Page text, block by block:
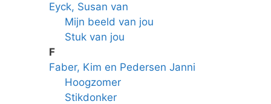
Eyck, Susan van
Mijn beeld van jou
Stuk van jou
F
Faber, Kim en Pedersen Janni
Hoogzomer
Stikdonker